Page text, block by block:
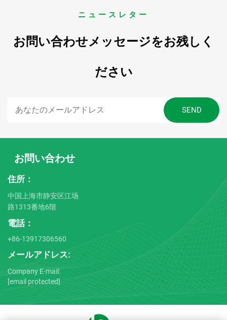
ニュースレター
お問い合わせメッセージをお残しく
ださい
お問い合わせ
住所：
中国上海市静安区江场
路1313番地6階
電話：
+86-13917306560
メールアドレス:
Company E-mail:
[email protected]